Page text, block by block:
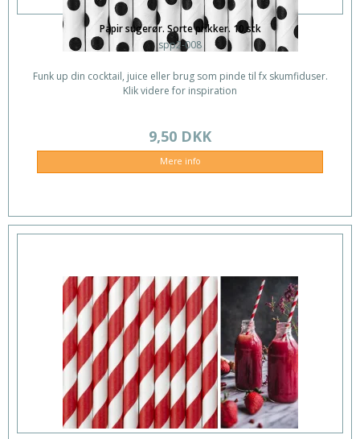
Papir sugerør. Sorte prikker. 10 stk
spp2-008
Funk up din cocktail, juice eller brug som pinde til fx skumfiduser.
Klik videre for inspiration
9,50 DKK
Mere info